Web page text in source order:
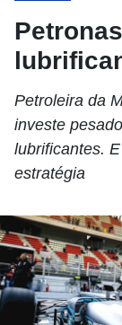
Petroleira da
investe
lubrificantes.
estratégia